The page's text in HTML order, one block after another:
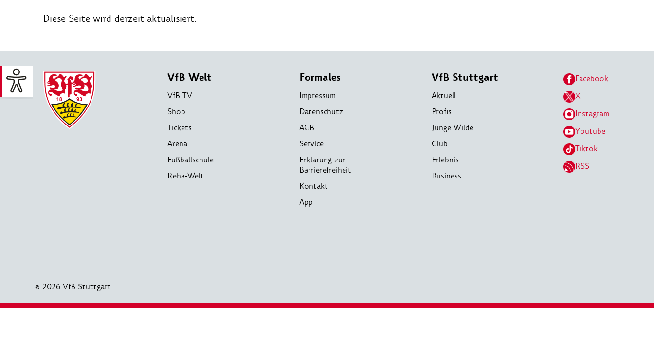
Diese Seite wird derzeit aktualisiert.
VfB Welt
VfB TV
Shop
Tickets
Arena
Fußballschule
Reha-Welt
Formales
Impressum
Datenschutz
AGB
Service
Erklärung zur
Barrierefreiheit
Kontakt
App
VfB Stuttgart
Aktuell
Profis
Junge Wilde
Club
Erlebnis
Business
Facebook
X
Instagram
Youtube
Tiktok
RSS
© 2026 VfB Stuttgart